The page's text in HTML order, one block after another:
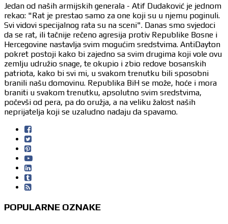
Jedan od naših armijskih generala - Atif Dudaković je jednom
rekao: "Rat je prestao samo za one koji su u njemu poginuli.
Svi vidovi specijalnog rata su na sceni". Danas smo svjedoci
da se rat, ili tačnije rečeno agresija protiv Republike Bosne i
Hercegovine nastavlja svim mogućim sredstvima. AntiDayton
pokret postoji kako bi zajedno sa svim drugima koji vole ovu
zemlju udružio snage, te okupio i zbio redove bosanskih
patriota, kako bi svi mi, u svakom trenutku bili sposobni
branili našu domovinu. Republika BiH se može, hoće i mora
braniti u svakom trenutku, apsolutno svim sredstvima,
počevši od pera, pa do oružja, a na veliku žalost naših
neprijatelja koji se uzaludno nadaju da spavamo.
POPULARNE OZNAKE